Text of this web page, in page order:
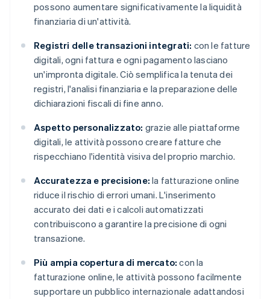
possono aumentare significativamente la liquidità
finanziaria di un'attività.
Registri delle transazioni integrati: con le fatture
digitali, ogni fattura e ogni pagamento lasciano
un'impronta digitale. Ciò semplifica la tenuta dei
registri, l'analisi finanziaria e la preparazione delle
dichiarazioni fiscali di fine anno.
Aspetto personalizzato: grazie alle piattaforme
digitali, le attività possono creare fatture che
rispecchiano l'identità visiva del proprio marchio.
Accuratezza e precisione: la fatturazione online
riduce il rischio di errori umani. L'inserimento
accurato dei dati e i calcoli automatizzati
contribuiscono a garantire la precisione di ogni
transazione.
Più ampia copertura di mercato: con la
fatturazione online, le attività possono facilmente
supportare un pubblico internazionale adattandosi